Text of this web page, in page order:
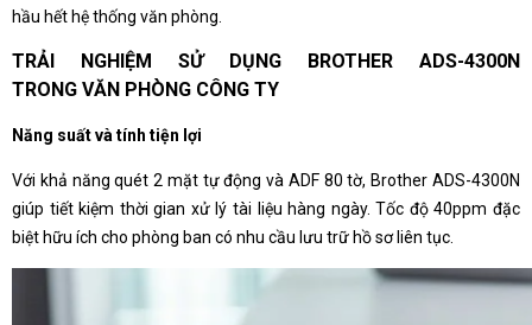
hầu hết hệ thống văn phòng.
TRẢI NGHIỆM SỬ DỤNG BROTHER ADS-4300N
TRONG VĂN PHÒNG CÔNG TY
Năng suất và tính tiện lợi
Với khả năng quét 2 mặt tự động và ADF 80 tờ, Brother ADS-4300N
giúp tiết kiệm thời gian xử lý tài liệu hàng ngày. Tốc độ 40ppm đặc
biệt hữu ích cho phòng ban có nhu cầu lưu trữ hồ sơ liên tục.